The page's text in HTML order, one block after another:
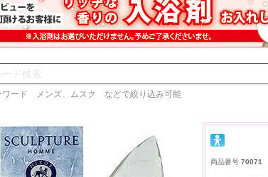
ワード メンズ、ムスク などで絞り込み可能
商品番号 70071
MMさん
好きな香水を、いろいろ少
量試せるところが魅力でし
た。
クロエさん
した。またよろしくお願い
いたします。